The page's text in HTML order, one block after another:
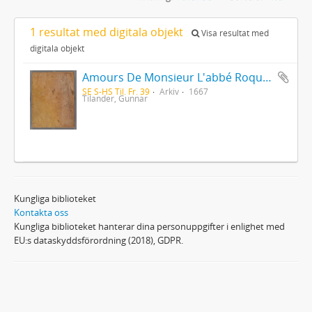
1 resultat med digitala objekt
Visa resultat med
digitala objekt
Amours De Monsieur L'abbé Roquette avec Mademoiselle de Montauzier par Monsieur L'abbé Le Camus 1667
SE S-HS Til. Fr. 39 Arkiv 1667
Tilander, Gunnar
Kungliga biblioteket
Kontakta oss
Kungliga biblioteket hanterar dina personuppgifter i enlighet med
EU:s dataskyddsförordning (2018), GDPR.